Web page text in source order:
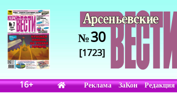
№30
[1723]
16+ Реклама ЗаКон Редакция